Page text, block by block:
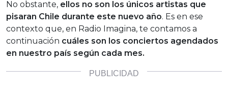
No obstante, ellos no son los únicos artistas que
pisaran Chile durante este nuevo año. Es en ese
contexto que, en Radio Imagina, te contamos a
continuación cuáles son los conciertos agendados
en nuestro país según cada mes.